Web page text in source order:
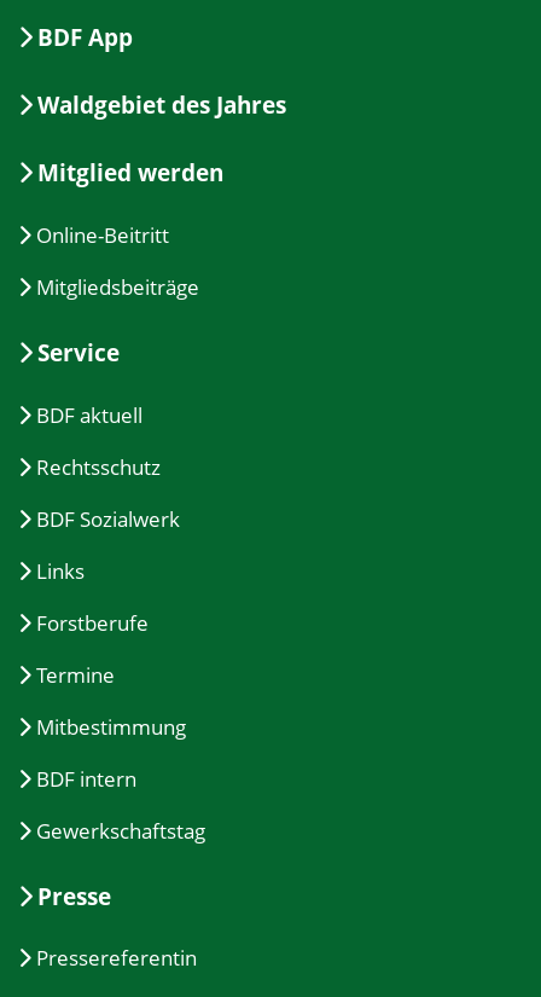
BDF App
Waldgebiet des Jahres
Mitglied werden
Online-Beitritt
Mitgliedsbeiträge
Service
BDF aktuell
Rechtsschutz
BDF Sozialwerk
Links
Forstberufe
Termine
Mitbestimmung
BDF intern
Gewerkschaftstag
Presse
Pressereferentin